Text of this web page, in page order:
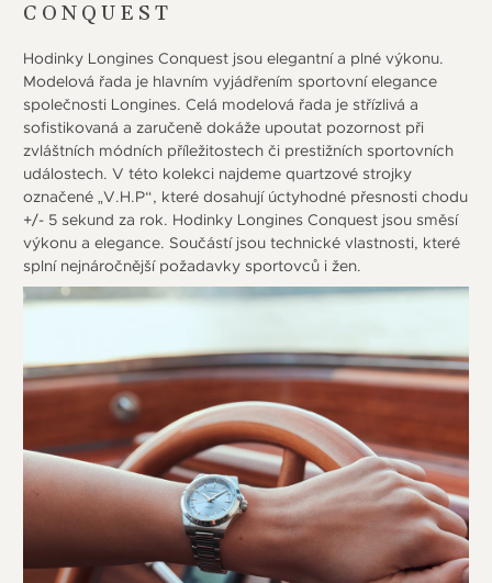
CONQUEST
Hodinky Longines Conquest jsou elegantní a plné výkonu.
Modelová řada je hlavním vyjádřením sportovní elegance
společnosti Longines. Celá modelová řada je střízlivá a
sofistikovaná a zaručeně dokáže upoutat pozornost při
zvláštních módních příležitostech či prestižních sportovních
událostech. V této kolekci najdeme quartzové strojky
označené „V.H.P“, které dosahují úctyhodné přesnosti chodu
+/- 5 sekund za rok. Hodinky Longines Conquest jsou směsí
výkonu a elegance. Součástí jsou technické vlastnosti, které
splní nejnáročnější požadavky sportovců i žen.